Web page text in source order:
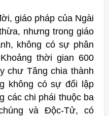
giáo pháp của Ngài
nhưng trong giáo
không có sự phân
thời gian 600
chư Tăng chia thành
không có sự đối lập
các chi phái thuộc ba
và Độc-Tử, có